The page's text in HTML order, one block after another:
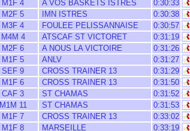
M1F 4 A VOS BASKETS ISTRES
0:30:33
M2F 5 IMN ISTRES
0:30:38
M3F 4 FOULEE PELISSANNAISE
0:30:57
M4M 4 ATSCAF ST VICTORET
0:31:19
M2F 6 A NOUS LA VICTOIRE
0:31:26
M1F 5 ANLV
0:31:27
SEF 9 CROSS TRAINER 13
0:31:29
M1F 6 CROSS TRAINER 13
0:31:50
CAF 3 ST CHAMAS
0:31:52
M1M 11 ST CHAMAS
0:31:53
M1F 7 CROSS TRAINER 13
0:33:02
M1F 8 MARSEILLE 0:33:19